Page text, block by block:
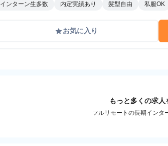
インターン生多数
内定実績あり 髪型自由 私服OK
gradeお気に入り
もっと多くの求人
フルリモートの長期インタ